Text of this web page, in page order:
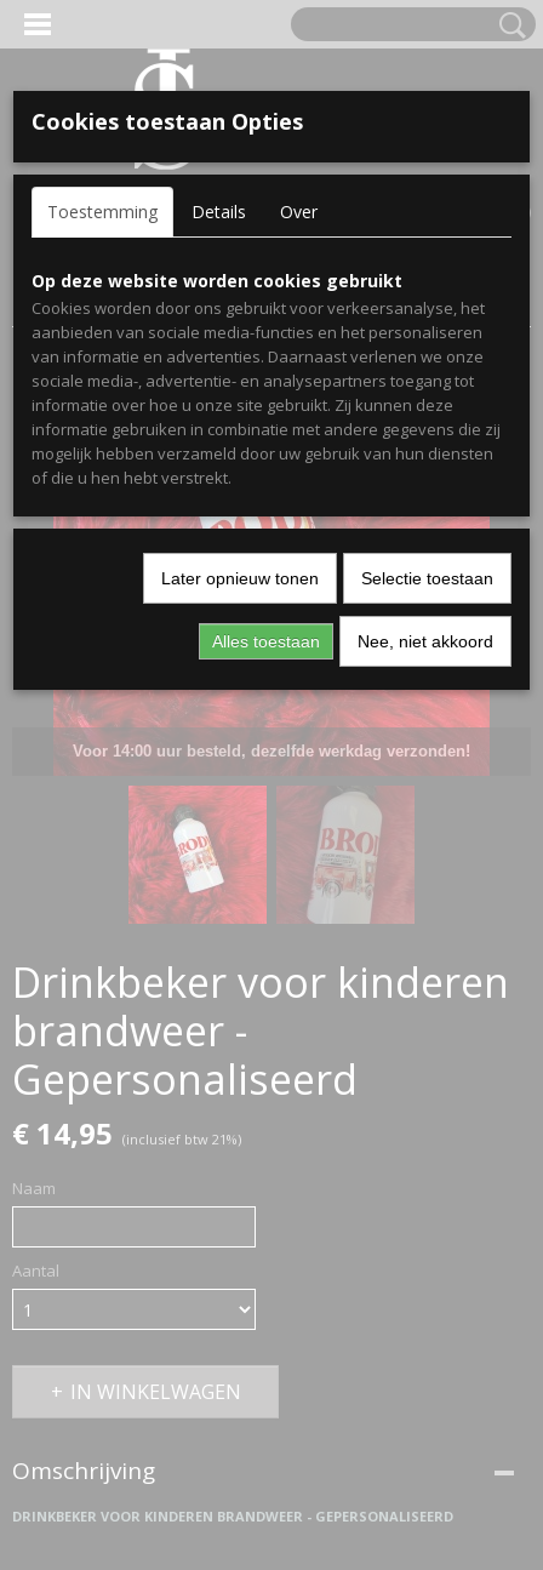
Inloggen Registreren
(0)
Home >Webshop>Back to school met naam> Drinkbeker voor
kinderen brandweer - Gepersonaliseerd
Voor 14:00 uur besteld, dezelfde werkdag verzonden!
Drinkbeker voor kinderen
brandweer -
Gepersonaliseerd
€ 14,95 (inclusief btw 21%)
Naam
Aantal
IN WINKELWAGEN
Omschrijving
DRINKBEKER VOOR KINDEREN BRANDWEER - GEPERSONALISEERD
VOOR KINDEREN
OPA & OMA.
NAAM EN GEBOORTEJAAR
Cookies toestaan Opties
Toestemming Details Over
Op deze website worden cookies gebruikt
Cookies worden door ons gebruikt voor verkeersanalyse, het
aanbieden van sociale media-functies en het personaliseren
van informatie en advertenties. Daarnaast verlenen we onze
sociale media-, advertentie- en analysepartners toegang tot
informatie over hoe u onze site gebruikt. Zij kunnen deze
informatie gebruiken in combinatie met andere gegevens die zij
mogelijk hebben verzameld door uw gebruik van hun diensten
of die u hen hebt verstrekt.
Later opnieuw tonen Selectie toestaan
Alles toestaan Nee, niet akkoord